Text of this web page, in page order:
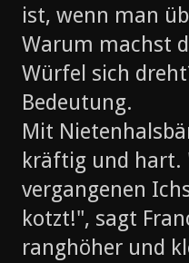
ist, wenn man
Warum machst
Würfel sich
Bedeutung.
Mit
kräftig und hart.
vergangenen
kotzt!", sagt
ranghöher und